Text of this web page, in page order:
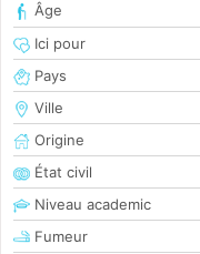
Âge
Ici pour
Pays
Ville
Origine
État civil
Niveau academic
Fumeur